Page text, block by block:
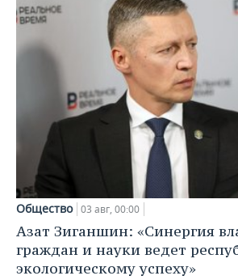
Общество 03 авг, 00:00
Азат Зиганшин: «Синергия
граждан и науки ведет
экологическому успеху»